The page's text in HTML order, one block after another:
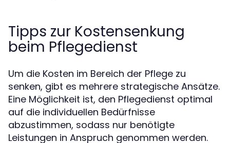
Tipps zur Kostensenkung
beim Pflegedienst
Um die Kosten im Bereich der Pflege zu
senken, gibt es mehrere strategische Ansätze.
Eine Möglichkeit ist, den Pflegedienst optimal
auf die individuellen Bedürfnisse
abzustimmen, sodass nur benötigte
Leistungen in Anspruch genommen werden.